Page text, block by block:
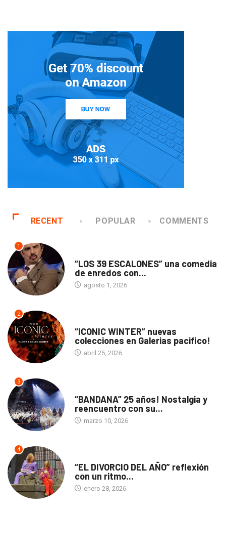
RECENT POPULAR COMMENTS
1
“LOS 39 ESCALONES” una comedia
de enredos con...
agosto 1, 2026
2
“ICONIC WINTER” nuevas
colecciones en Galerias pacifico!
abril 25, 2026
3
“BANDANA” 25 años! Nostalgia y
reencuentro con su...
marzo 10, 2026
4
“EL DIVORCIO DEL AÑO” reflexión
con un ritmo...
enero 28, 2026